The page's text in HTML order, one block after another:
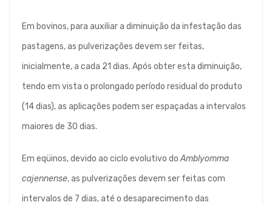
Em bovinos, para auxiliar a diminuição da infestação das
pastagens, as pulverizações devem ser feitas,
inicialmente, a cada 21 dias. Após obter esta diminuição,
tendo em vista o prolongado período residual do produto
(14 dias), as aplicações podem ser espaçadas a intervalos
maiores de 30 dias.
Em eqüinos, devido ao ciclo evolutivo doAmblyomma
cajennense, as pulverizações devem ser feitas com
intervalos de 7 dias, até o desaparecimento das